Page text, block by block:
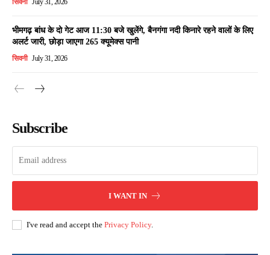
सिवनी July 31, 2026
भीमगढ़ बांध के दो गेट आज 11:30 बजे खुलेंगे, बैनगंगा नदी किनारे रहने वालों के लिए
अलर्ट जारी, छोड़ा जाएगा 265 क्यूमेक्स पानी
सिवनी July 31, 2026
Subscribe
I WANT IN
I've read and accept the Privacy Policy.